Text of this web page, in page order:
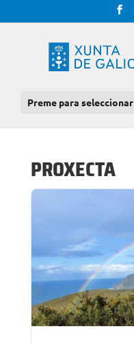
Preme para seleccionar
PROXECTA